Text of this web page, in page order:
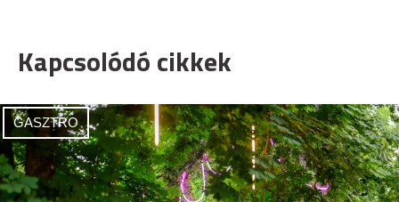
Kapcsolódó cikkek
GASZTRO